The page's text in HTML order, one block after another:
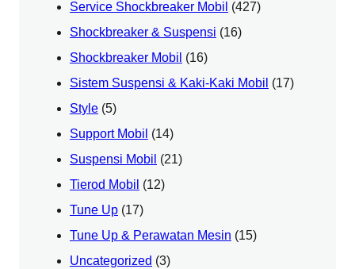
Service Shockbreaker Mobil (427)
Shockbreaker & Suspensi (16)
Shockbreaker Mobil (16)
Sistem Suspensi & Kaki-Kaki Mobil (17)
Style (5)
Support Mobil (14)
Suspensi Mobil (21)
Tierod Mobil (12)
Tune Up (17)
Tune Up & Perawatan Mesin (15)
Uncategorized (3)